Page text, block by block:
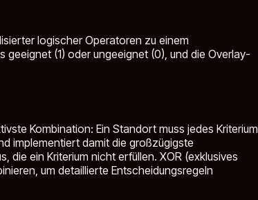
logischer Operatoren zu einem
(1) oder ungeeignet (0), und die Overlay-
Kombination: Ein Standort muss jedes Kriterium
implementiert damit die großzügigste
die ein Kriterium nicht erfüllen. XOR (exklusives
um detaillierte Entscheidungsregeln